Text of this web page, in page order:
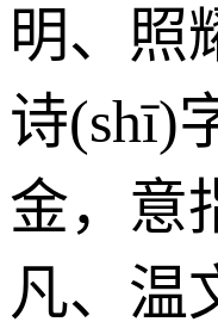
明、照
诗(shī)
金，意
凡、温